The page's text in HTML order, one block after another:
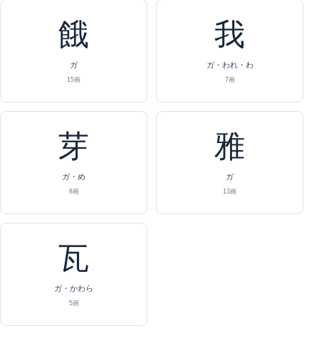
餓
ガ
15画
我
ガ・われ・わ
7画
芽
ガ・め
8画
雅
ガ
13画
瓦
ガ・かわら
5画